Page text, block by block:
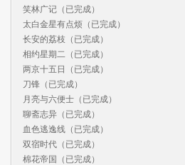
笑林广记（已完成）
太白金星有点烦（已完成）
长安的荔枝（已完成）
相约星期二（已完成）
两京十五日（已完成）
刀锋（已完成）
月亮与六便士（已完成）
聊斋志异（已完成）
血色逃逸线（已完成）
双宿时代（已完成）
棉花帝国（已完成）